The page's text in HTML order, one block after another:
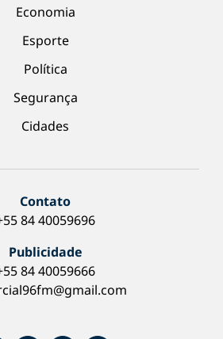
Economia
Esporte
Política
Segurança
Cidades
Contato
84 40059696
Publicidade
84 40059666